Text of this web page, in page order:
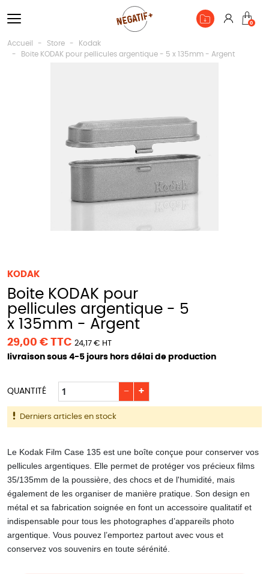
0
Accueil Store
Kodak
Boite KODAK pour pellicules argentique - 5 x 135mm - Argent
KODAK
Boite KODAK pour
pellicules argentique - 5
x 135mm - Argent
29,00 € TTC 24,17 € HT
livraison sous 4-5 jours hors délai de production
QUANTITÉ +
−
Derniers articles en stock
Le Kodak Film Case 135 est une boîte conçue pour conserver vos
pellicules argentiques. Elle permet de protéger vos précieux films
35/135mm de la poussière, des chocs et de l'humidité, mais
également de les organiser de manière pratique. Son design en
métal et sa fabrication soignée en font un accessoire qualitatif et
indispensable pour tous les photographes d’appareils photo
argentique. Vous pouvez l’emportez partout avec vous et
conservez vos souvenirs en toute sérénité.